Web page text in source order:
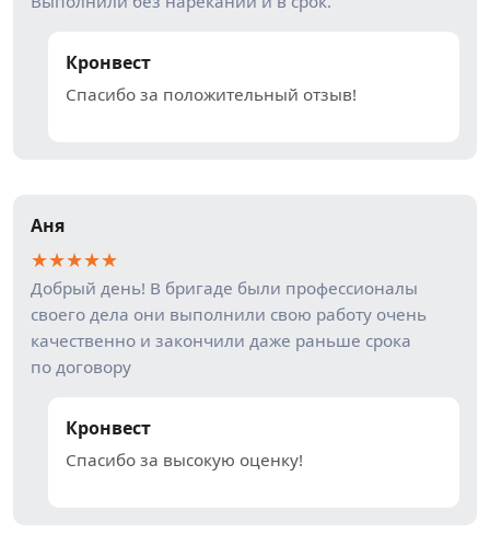
Кронвест
Спасибо за положительный отзыв!
Аня
★★★★★
Добрый день! В бригаде были профессионалы
своего дела они выполнили свою работу очень
качественно и закончили даже раньше срока
по договору
Кронвест
Спасибо за высокую оценку!